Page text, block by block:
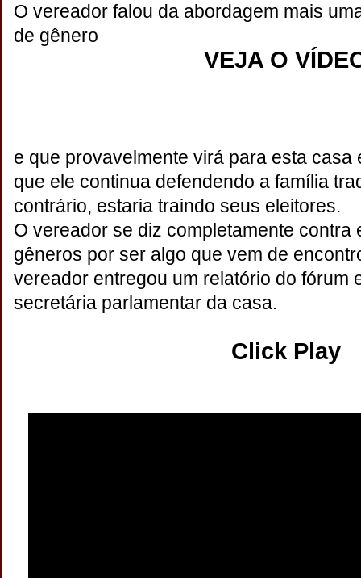
O vereador falou da abordagem mais
de gênero
VEJA O
e que provavelmente virá para esta casa
que ele continua defendendo a família
contrário, estaria traindo seus eleitores.
O vereador se diz completamente contra
gêneros por ser algo que vem de
vereador entregou um relatório do fórum
secretária parlamentar da casa.
Click Play